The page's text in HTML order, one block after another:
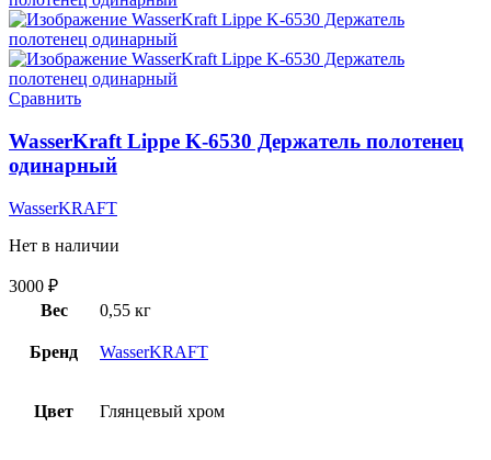
Сравнить
WasserKraft Lippe K-6530 Держатель полотенец
одинарный
WasserKRAFT
Нет в наличии
3000 ₽
Вес
0,55 кг
Бренд WasserKRAFT
Цвет Глянцевый хром